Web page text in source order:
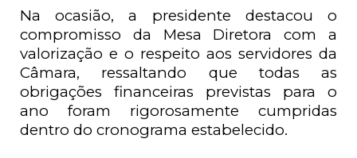
Na ocasião, a presidente destacou o
compromisso da Mesa Diretora com a
valorização e o respeito aos servidores da
Câmara, ressaltando que todas as
obrigações financeiras previstas para o
ano foram rigorosamente cumpridas
dentro do cronograma estabelecido.